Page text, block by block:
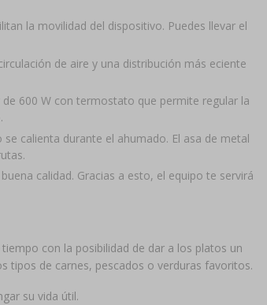
la movilidad del dispositivo. Puedes llevar el
de aire y una distribución más eficiente
600 W con termostato que permite regular la
calienta durante el ahumado. El asa de metal
calidad. Gracias a esto, el equipo te servirá
con la posibilidad de dar a los platos un
tipos de carnes, pescados o verduras favoritos.
su vida útil.